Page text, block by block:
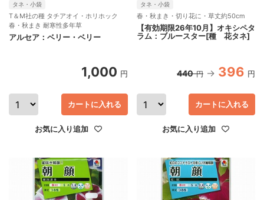
タネ・小袋
T＆M社の種 タチアオイ・ホリホック
春・秋まき 耐寒性多年草
アルセア：ベリー・ベリー
1,000 円
カートに入れる
お気に入り追加
タネ・小袋
春・秋まき・切り花に・草丈約50cm
【有効期限26年10月】オキシペタ
ラム：ブルースター[種 花タネ]
440 円 396 円
カートに入れる
お気に入り追加